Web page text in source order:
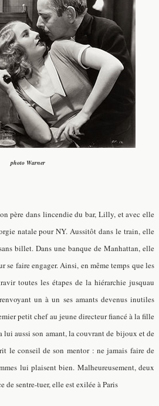
photo Warner
père dans lincendie du bar, Lilly, et avec elle
natale pour NY. Aussitôt dans le train, elle
billet. Dans une banque de Manhattan, elle
se faire engager. Ainsi, en même temps que les
toutes les étapes de la hiérarchie jusquau
un à un ses amants devenus inutiles
petit chef au jeune directeur fiancé à la fille
aussi son amant, la couvrant de bijoux et de
le conseil de son mentor : ne jamais faire de
lui plaisent bien. Malheureusement, deux
de sentre-tuer, elle est exilée à Paris